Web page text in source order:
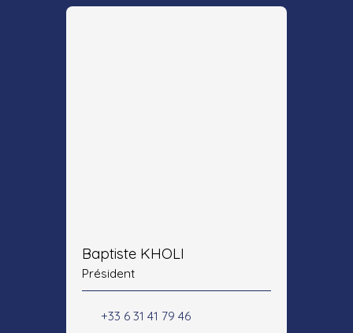
Baptiste KHOLI
Président
+33 6 31 41 79 46